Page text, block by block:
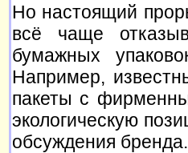
Но настоящий
всё чаще
бумажных
Например,
пакеты с
экологическую
обсуждения бренда.